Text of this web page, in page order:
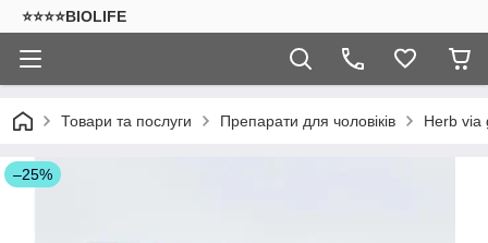
⭐⭐⭐⭐BIOLIFE
Товари та послуги Препарати для чоловіків Herb via
–25%